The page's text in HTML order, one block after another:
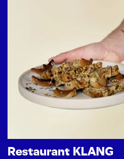
Restaurant KLANG